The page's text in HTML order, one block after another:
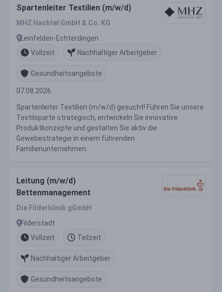
Spartenleiter Textilien (m/w/d)
MHZ Hachtel GmbH & Co. KG
Leinfelden-Echterdingen
Vollzeit
Nachhaltiger Arbeitgeber
Gesundheitsangebote
07.08.2026
Spartenleiter Textilien (m/w/d) gesucht! Führen Sie unsere
Textilsparte strategisch, entwickeln Sie innovative
Produktkonzepte und gestalten Sie aktiv die
Gewebestrategie in einem führenden
Familienunternehmen.
Leitung (m/w/d)
Bettenmanagement
Die Filderklinik gGmbH
Filderstadt
Vollzeit
Teilzeit
Nachhaltiger Arbeitgeber
Gesundheitsangebote